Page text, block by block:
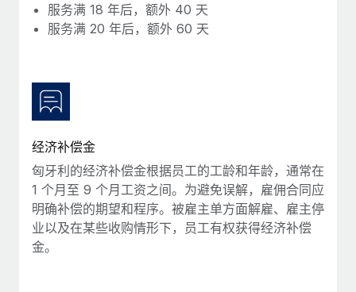
服务满 18 年后，额外 40 天
服务满 20 年后，额外 60 天
经济补偿金
匈牙利的经济补偿金根据员工的工龄和年龄，通常在
1 个月至 9 个月工资之间。为避免误解，雇佣合同应
明确补偿的期望和程序。被雇主单方面解雇、雇主停
业以及在某些收购情形下，员工有权获得经济补偿
金。